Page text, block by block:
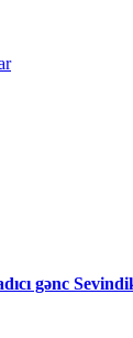
gənc